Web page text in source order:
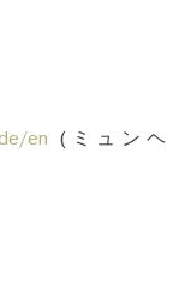
en (ミュンヘ